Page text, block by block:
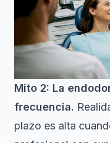
Mito 2: La
frecuencia.
plazo es alta